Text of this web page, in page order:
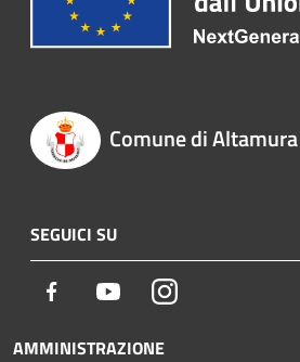
Comune di Altamura
SEGUICI SU
Facebook YoutubeInstagram
AMMINISTRAZIONE